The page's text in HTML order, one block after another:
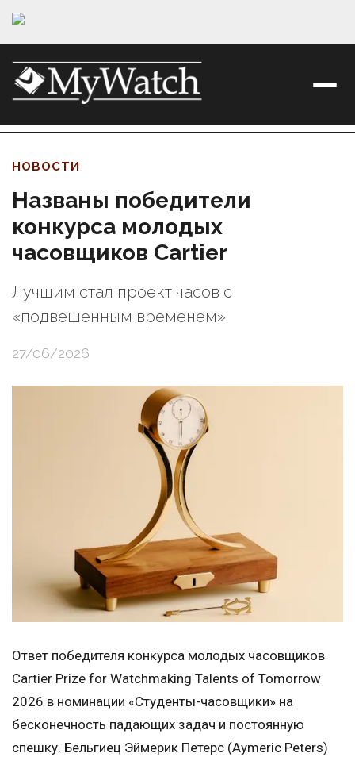
НОВОСТИ
Названы победители
конкурса молодых
часовщиков Cartier
Лучшим стал проект часов с
«подвешенным временем»
27/06/2026
Ответ победителя конкурса молодых часовщиков
Cartier Prize for Watchmaking Talents of Tomorrow
2026 в номинации «Студенты-часовщики» на
бесконечность падающих задач и постоянную
спешку. Бельгиец Эймерик Петерс (Aymeric Peters)